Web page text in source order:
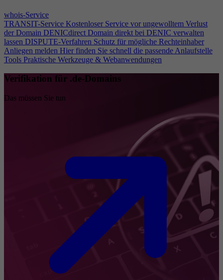
whois-Service
TRANSIT-Service Kostenloser Service vor ungewolltem Verlust
der Domain DENICdirect Domain direkt bei DENIC verwalten
lassen DISPUTE-Verfahren Schutz für mögliche Rechteinhaber
Anliegen melden Hier finden Sie schnell die passende Anlaufstelle
Tools Praktische Werkzeuge & Webanwendungen
Verifikation für .de-Domains
Das müssen Sie tun